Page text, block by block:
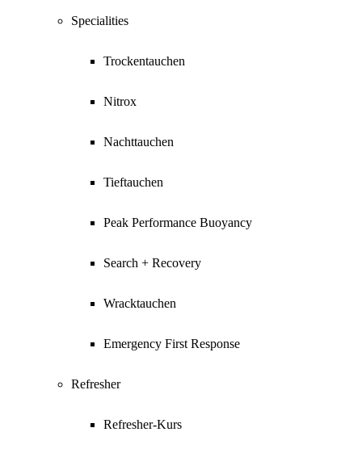
Specialities
Trockentauchen
Nitrox
Nachttauchen
Tieftauchen
Peak Performance Buoyancy
Search + Recovery
Wracktauchen
Emergency First Response
Refresher
Refresher-Kurs